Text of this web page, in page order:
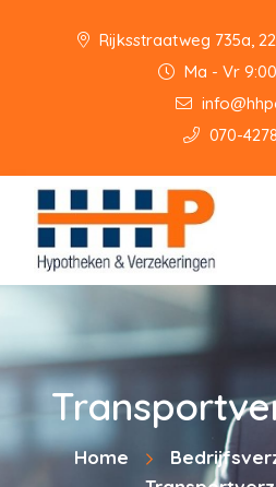
Rijksstraatweg 735a,
Ma - Vr
070-
Home